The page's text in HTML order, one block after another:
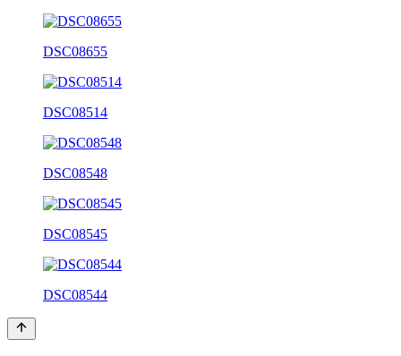
DSC08655
DSC08514
DSC08548
DSC08545
DSC08544